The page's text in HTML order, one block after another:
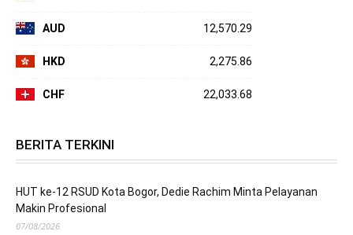
AUD 12,570.29
HKD 2,275.86
CHF 22,033.68
BERITA TERKINI
HUT ke-12 RSUD Kota Bogor, Dedie Rachim Minta Pelayanan
Makin Profesional
07/08/2026